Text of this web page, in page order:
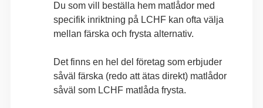
Du som vill beställa hem matlådor med
specifik inriktning på LCHF kan ofta välja
mellan färska och frysta alternativ.
Det finns en hel del företag som erbjuder
såväl färska (redo att ätas direkt) matlådor
såväl som LCHF matlåda frysta.